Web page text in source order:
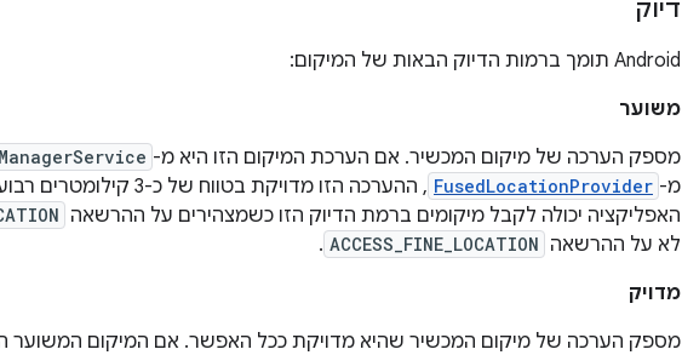
דיוק
‫Android תומך ברמות הדיוק הבאות של המיקום:
משוער
מספק הערכה של מיקום המכשיר. אם הערכת המיקום הזו היא מ-
מ- FusedLocationProvider
האפליקציה יכולה לקבל מיקומים ברמת הדיוק הזו כשמצהירים על ההרשאה
לא על ההרשאה ACCESS_FINE_LOCATION
.
מדויק
מספק הערכה של מיקום המכשיר שהיא מדויקת ככל האפשר. אם המיקום המשוער